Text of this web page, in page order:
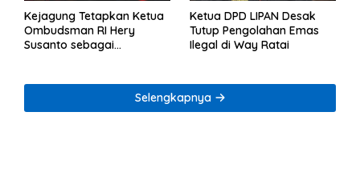
Kejagung Tetapkan Ketua
Ombudsman RI Hery
Susanto sebagai
Tambang Nikel
Ketua DPD LIPAN Desak
Tutup Pengolahan Emas
Ilegal di Way Ratai
Selengkapnya